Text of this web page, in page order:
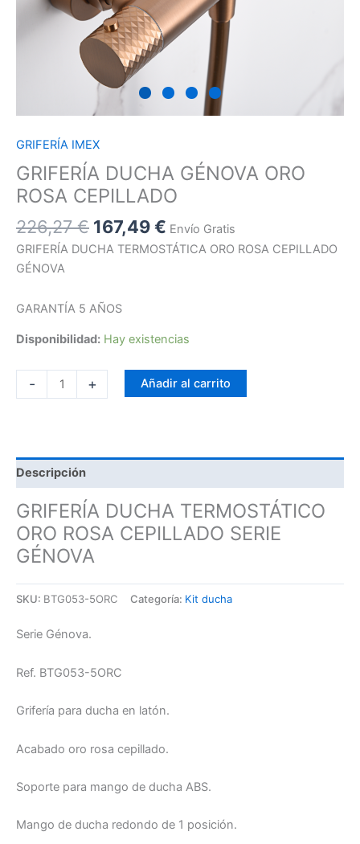
GRIFERÍA IMEX
GRIFERÍA DUCHA GÉNOVA ORO
ROSA CEPILLADO
226,27€ 167,49€ Envío Gratis
GRIFERÍA DUCHA TERMOSTÁTICA ORO ROSA CEPILLADO
GÉNOVA
GARANTÍA 5 AÑOS
Disponibilidad: Hay existencias
- + Añadir al carrito
Descripción
GRIFERÍA DUCHA TERMOSTÁTICO
ORO ROSA CEPILLADO SERIE
GÉNOVA
SKU: BTG053-5ORC Categoría: Kit ducha
Serie Génova.
Ref. BTG053-5ORC
Grifería para ducha en latón.
Acabado oro rosa cepillado.
Soporte para mango de ducha ABS.
Mango de ducha redondo de 1 posición.